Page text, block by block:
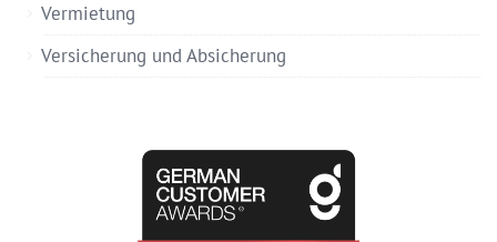
Vermietung
Versicherung und Absicherung